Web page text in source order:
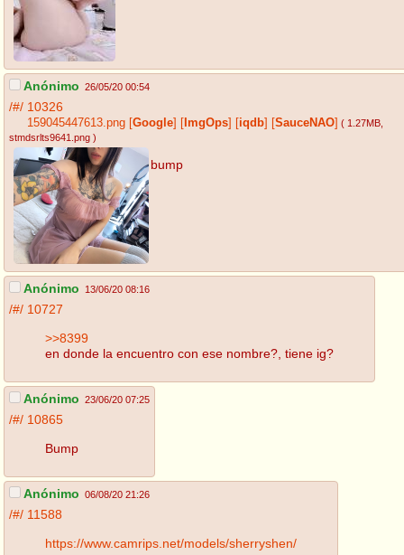
Anónimo 26/05/20 00:54
/#/ 10326
159045447613.png [Google] [ ImgOps] [iqdb] [SauceNAO] ( 1.27MB
stmdsrlts9641.png )
bump
Anónimo 13/06/20 08:16
/#/ 10727
>>8399
en donde la encuentro con ese nombre?, tiene ig?
Anónimo 23/06/20 07:25
/#/ 10865
Bump
Anónimo 06/08/20 21:26
/#/ 11588
https://www.camrips.net/models/sherryshen/